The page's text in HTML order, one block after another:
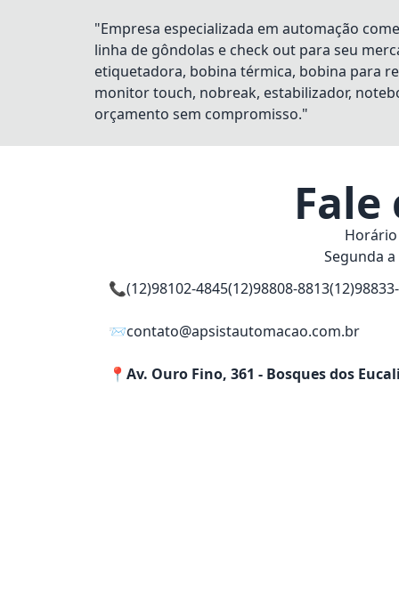
"Empresa especializada em automação
linha de gôndolas e check out para seu
etiquetadora, bobina térmica, bobina para
monitor touch, nobreak, estabilizador,
orçamento sem compromisso."
Fale
Segunda
📞(12)98102-4845(12)98808-8813
📨contato@apsistautomacao.com.br
📍 Av. Ouro Fino, 361 - Bosques dos